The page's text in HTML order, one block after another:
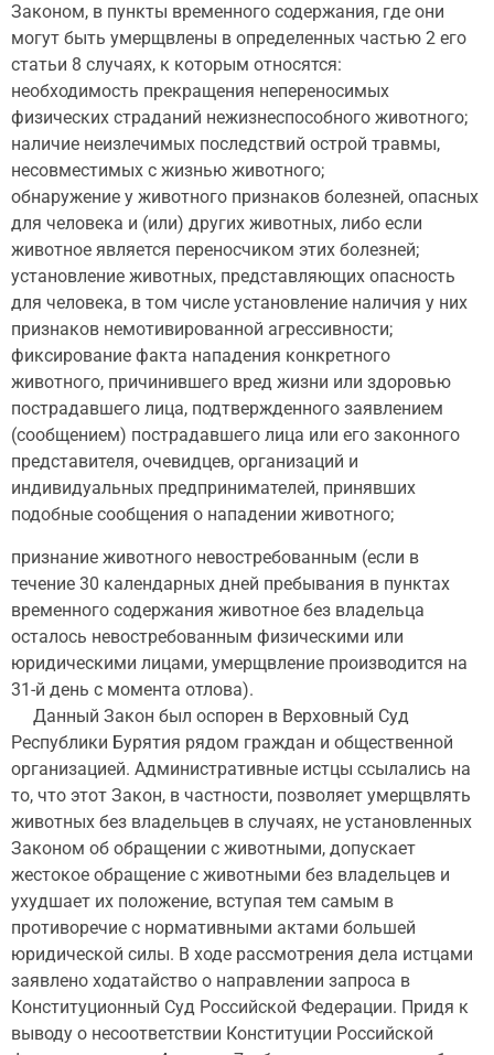
Законом, в пункты временного содержания, где они
могут быть умерщвлены в определенных частью 2 его
статьи 8 случаях, к которым относятся:
необходимость прекращения непереносимых
физических страданий нежизнеспособного животного;
наличие неизлечимых последствий острой травмы,
несовместимых с жизнью животного;
обнаружение у животного признаков болезней, опасных
для человека и (или) других животных, либо если
животное является переносчиком этих болезней;
установление животных, представляющих опасность
для человека, в том числе установление наличия у них
признаков немотивированной агрессивности;
фиксирование факта нападения конкретного
животного, причинившего вред жизни или здоровью
пострадавшего лица, подтвержденного заявлением
(сообщением) пострадавшего лица или его законного
представителя, очевидцев, организаций и
индивидуальных предпринимателей, принявших
подобные сообщения о нападении животного;
признание животного невостребованным (если в
течение 30 календарных дней пребывания в пунктах
временного содержания животное без владельца
осталось невостребованным физическими или
юридическими лицами, умерщвление производится на
31-й день с момента отлова).
Данный Закон был оспорен в Верховный Суд
Республики Бурятия рядом граждан и общественной
организацией. Административные истцы ссылались на
то, что этот Закон, в частности, позволяет умерщвлять
животных без владельцев в случаях, не установленных
Законом об обращении с животными, допускает
жестокое обращение с животными без владельцев и
ухудшает их положение, вступая тем самым в
противоречие с нормативными актами большей
юридической силы. В ходе рассмотрения дела истцами
заявлено ходатайство о направлении запроса в
Конституционный Суд Российской Федерации. Придя к
выводу о несоответствии Конституции Российской